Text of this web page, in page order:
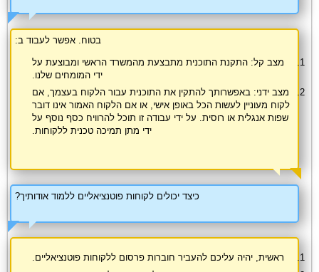
בטוח. אפשר לעבוד ב:
מצב קל: התקנת התוכנית מתבצעת מהמשרד הראשי ומבוצעת על
ידי המומחים שלנו.
מצב ידני: באפשרותך להתקין את התוכנית עבור הלקוח בעצמך, אם
לקוח מעוניין לעשות הכל באופן אישי, או אם הלקוח האמור אינו דובר
שפות אנגלית או רוסית. על ידי עבודה זו תוכל להרוויח כסף נוסף על
ידי מתן תמיכה טכנית ללקוחות.
כיצד יכולים לקוחות פוטנציאליים ללמוד אודותיך?
ראשית, יהיה עליכם להעביר חוברות פרסום ללקוחות פוטנציאליים.